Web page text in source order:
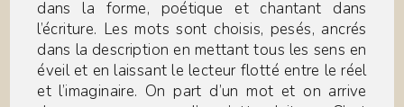
dans la forme, poétique et chantant dans
l’écriture. Les mots sont choisis, pesés, ancrés
dans la description en mettant tous les sens en
éveil et en laissant le lecteur flotté entre le réel
et l’imaginaire. On part d’un mot et on arrive